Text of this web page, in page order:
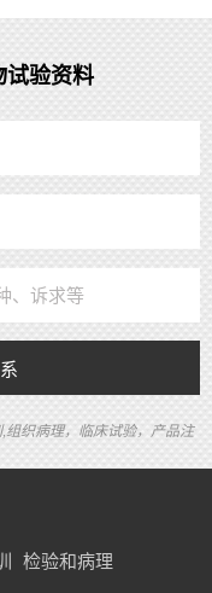
试验资料
织病理，临床试验，产品注
检验和病理